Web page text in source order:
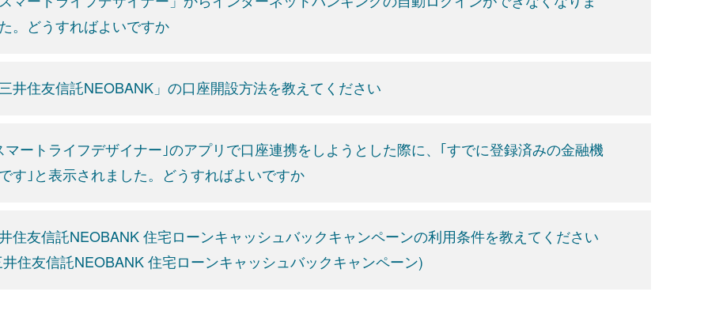
。どうすればよいですか
三井住友信託NEOBANK」の口座開設方法を教えてください
マートライフデザイナー｣のアプリで口座連携をしようとした際に、｢すでに登録済みの金融機
す｣と表示されました。どうすればよいですか
住友信託NEOBANK 住宅ローンキャッシュバックキャンペーンの利用条件を教えてください
井住友信託NEOBANK 住宅ローンキャッシュバックキャンペーン)